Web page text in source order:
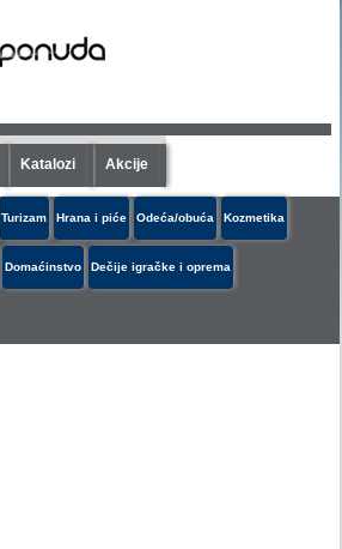
Katalozi Akcije
Turizam Hrana i piće Odeća/obuća Kozmetika
Domaćinstvo Dečije igračke i oprema